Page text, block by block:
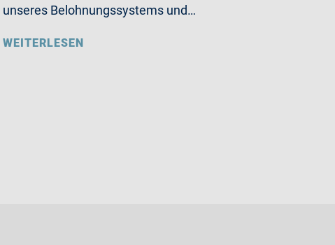
unseres Belohnungssystems und…
WEITERLESEN